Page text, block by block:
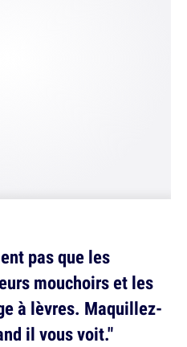
pas que les
mouchoirs et les
à lèvres. Maquillez-
il vous voit."